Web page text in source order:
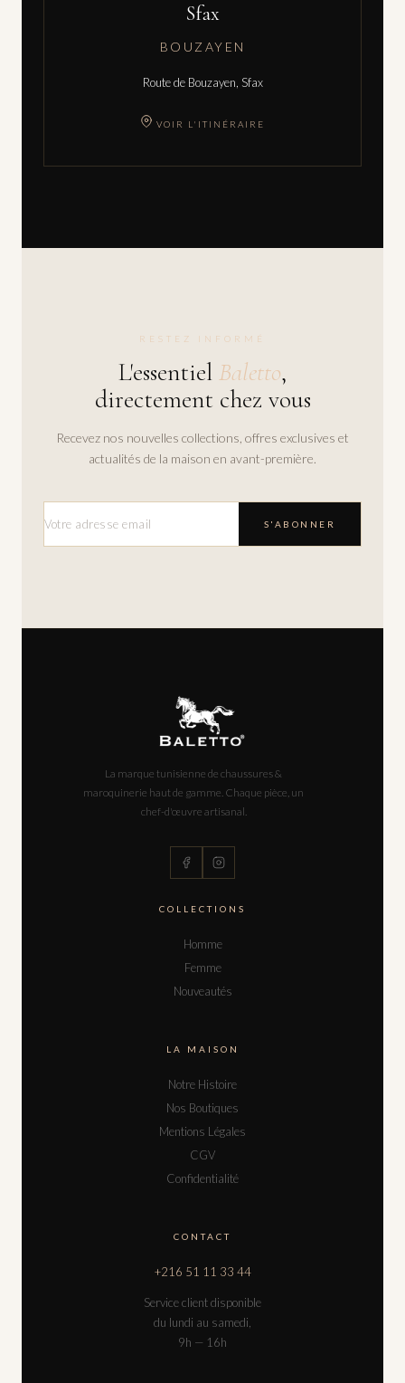
Sfax
BOUZAYEN
Route de Bouzayen, Sfax
VOIR L'ITINÉRAIRE
RESTEZ INFORMÉ
L'essentiel Baletto,
directement chez vous
Recevez nos nouvelles collections, offres exclusives et
actualités de la maison en avant-première.
S'ABONNER
La marque tunisienne de chaussures &
maroquinerie haut de gamme. Chaque pièce, un
chef-d'œuvre artisanal.
COLLECTIONS
Homme
Femme
Nouveautés
LA MAISON
Notre Histoire
Nos Boutiques
Mentions Légales
CGV
Confidentialité
CONTACT
+216 51 11 33 44
Service client disponible
du lundi au samedi,
9h — 16h